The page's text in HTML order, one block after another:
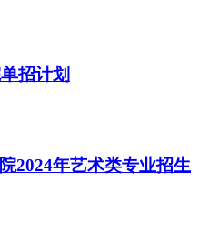
招计划
2024年艺术类专业招生